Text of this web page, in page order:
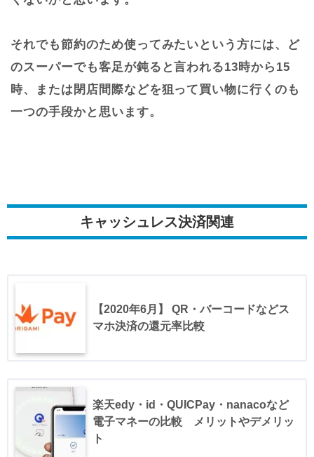
それでも節約のため使ってみたいという方には、ど
のスーパーでも客足が鈍ると言われる13時から15
時、または閉店間際などを狙って買い物に行くのも
一つの手段かと思います。
キャッシュレス決済関連
【2020年6月】 QR・バーコードなどス
マホ決済の還元率比較
楽天edy・id・QUICPay・nanacoなど
電子マネーの比較 メリットやデメリッ
ト